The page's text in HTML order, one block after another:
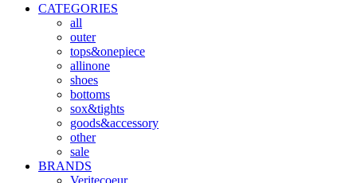
CATEGORIES
all
outer
tops&onepiece
allinone
shoes
bottoms
sox&tights
goods&accessory
other
sale
BRANDS
Veritecoeur